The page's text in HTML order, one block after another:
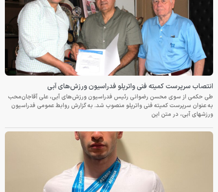
انتصاب سرپرست کمیته فنی واترپلو فدراسیون ورزش‌های آبی
طی حکمی از سوی محسن رضوانی رئیس فدراسیون ورزش‌های آبی، علی آقاجان‌محب
به عنوان سرپرست کمیته فنی واترپلو منصوب شد. به گزارش روابط عمومی فدراسیون
ورزشهای آبی، در متن این